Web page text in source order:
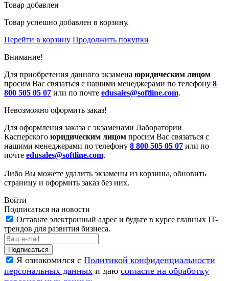
Товар добавлен
Товар успешно добавлен в корзину.
Перейти в корзину Продолжить покупки
Внимание!
Для приобретения данного экзамена юридическим лицом
просим Вас связаться с нашими менеджерами по телефону 8
800 505 05 07 или по почте edusales@softline.com.
Невозможно оформить заказ!
Для оформления заказа с экзаменами Лаборатории
Касперского юридическим лицом просим Вас связаться с
нашими менеджерами по телефону 8 800 505 05 07 или по
почте edusales@softline.com.
Либо Вы можете удалить экзамены из корзины, обновить
страницу и оформить заказ без них.
Войти
Подписаться на новости
Оставьте электронный адрес и будьте в курсе главных IT-
трендов для развития бизнеса.
Я ознакомился с Политикой конфиденциальности
персональных данных и даю согласие на обработку